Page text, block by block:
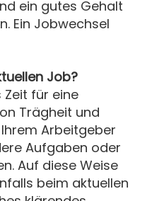
ein gutes Gehalt
Ein Jobwechsel
Job?
für eine
Trägheit und
Arbeitgeber
Aufgaben oder
Auf diese Weise
beim aktuellen